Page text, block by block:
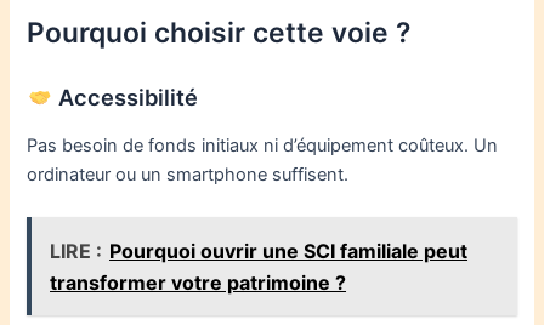
Pourquoi choisir cette voie ?
Accessibilité
Pas besoin de fonds initiaux ni d’équipement coûteux. Un
ordinateur ou un smartphone suffisent.
LIRE : Pourquoi ouvrir une SCI familiale peut
transformer votre patrimoine ?